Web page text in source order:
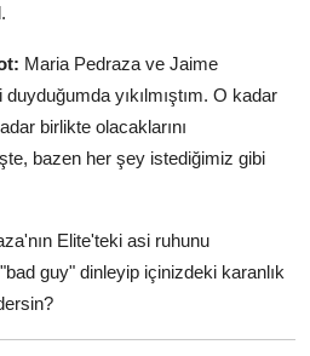
Maria Pedraza ve Jaime
duyduğumda yıkılmıştım. O kadar
birlikte olacaklarını
bazen her şey istediğimiz gibi
Elite'teki asi ruhunu
guy" dinleyip içinizdeki karanlık